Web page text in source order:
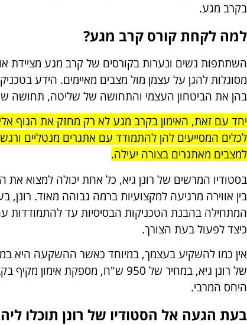
בקרב מגע.
למה לקחת קורס קרב מגע?
השתתפות נשים ונערות בקורסים של קרב מגע מציידת
מסוגלות להגן על עצמן מול מצבים מאיימים. הידע
בהן את הביטחון העצמי והתחושה של שליטה, תחושה
יחד עם זאת, האימון בקרב מגע לא רק מחזק את הגוף
לכלים המסייעים להן להתמודד עם אתגרים מנטליים
למצבים מאתגרים בצורה יעילה.
בסטודיו המרשים של רונן גיא, כל אחת יכולה למצוא
בין אווירה מרגיעה למקצועיות ברמה גבוהה מאוד. רונן,
המתחילה בהבנת הטכניקות הבסיסיות עד להתמודדות
כיצד לפעול בעת הצורך.
אין כמו להשקיע בעצמך, במיוחד כאשר ההשקעה היא
של רונן גיא, במחיר של 950 ש"ח,
היחס המרבי.
בעת הגעה אל הסטודיו של רונן תוכלו